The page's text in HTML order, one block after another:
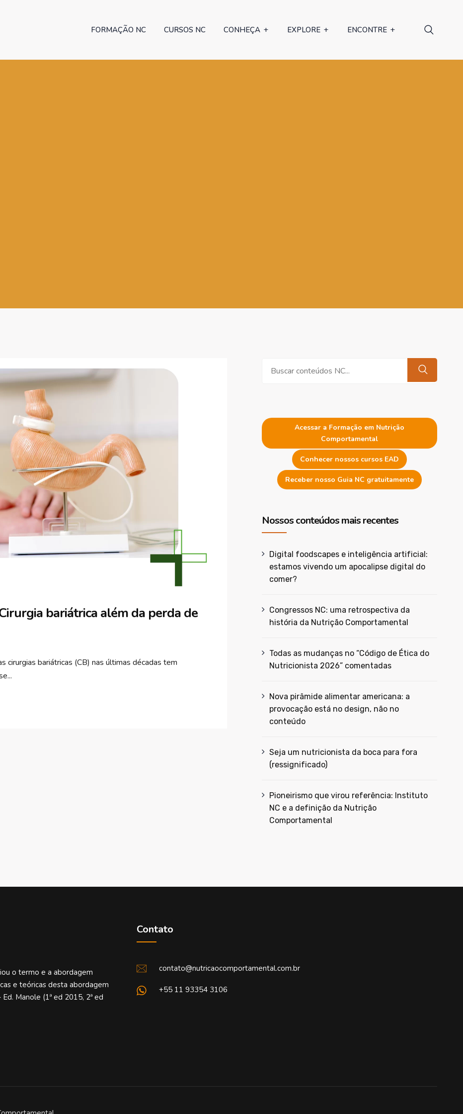
FORMAÇÃO NC CURSOS NC CONHEÇA EXPLORE ENCONTRE
bariátrica além da perda de
cirurgias bariátricas (CB) nas últimas décadas tem
Acessar a Formação em Nutrição
Comportamental
Conhecer nossos cursos EAD
Receber nosso Guia NC gratuitamente
Nossos conteúdos mais recentes
Digital foodscapes e inteligência artificial:
estamos vivendo um apocalipse digital do
comer?
Congressos NC: uma retrospectiva da
história da Nutrição Comportamental
Todas as mudanças no “Código de Ética do
Nutricionista 2026” comentadas
Nova pirâmide alimentar americana: a
provocação está no design, não no
conteúdo
Seja um nutricionista da boca para fora
(ressignificado)
Pioneirismo que virou referência: Instituto
NC e a definição da Nutrição
Comportamental
o termo e a abordagem
e teóricas desta abordagem
Manole (1ª ed 2015, 2ª ed
Contato
contato@nutricaocomportamental.com.br
+55 11 93354 3106